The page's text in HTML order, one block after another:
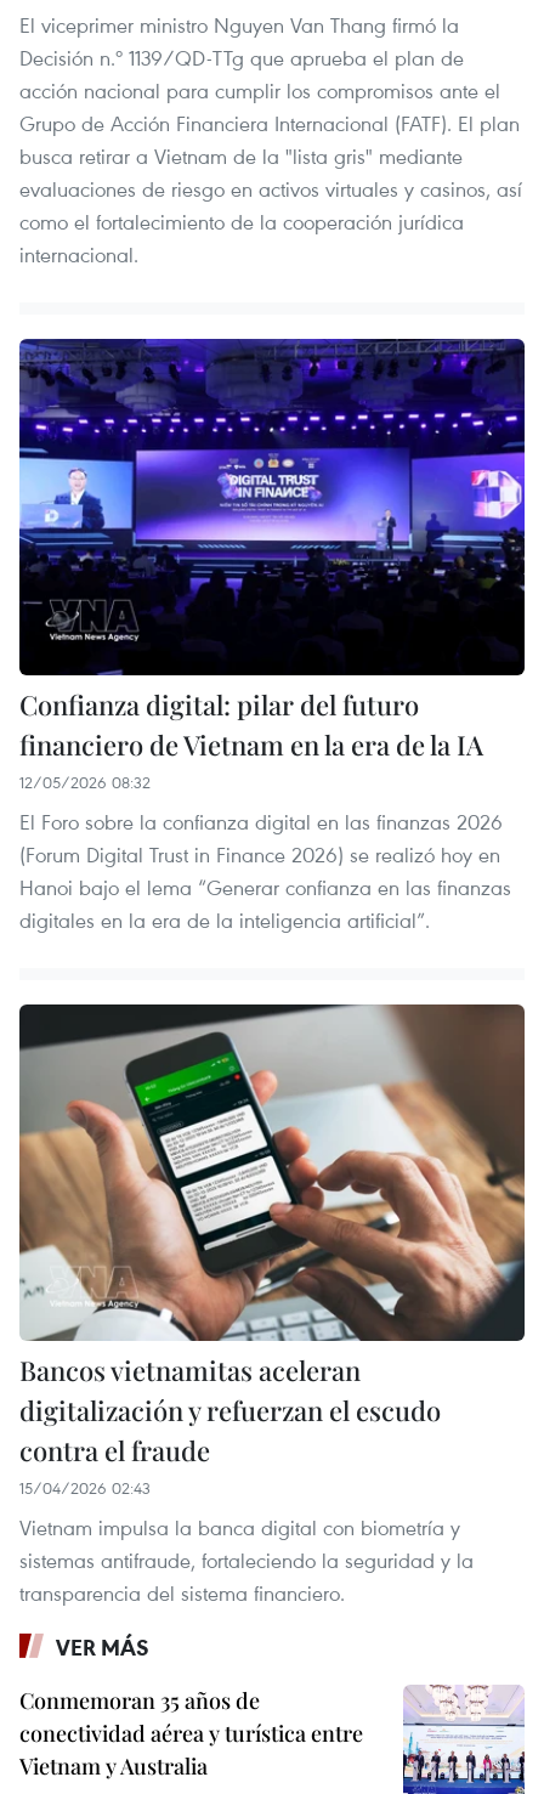
El viceprimer ministro Nguyen Van Thang firmó la
Decisión n.º 1139/QD-TTg que aprueba el plan de
acción nacional para cumplir los compromisos ante el
Grupo de Acción Financiera Internacional (FATF). El plan
busca retirar a Vietnam de la "lista gris" mediante
evaluaciones de riesgo en activos virtuales y casinos, así
como el fortalecimiento de la cooperación jurídica
internacional.
Confianza digital: pilar del futuro
financiero de Vietnam en la era de la IA
12/05/2026 08:32
El Foro sobre la confianza digital en las finanzas 2026
(Forum Digital Trust in Finance 2026) se realizó hoy en
Hanoi bajo el lema “Generar confianza en las finanzas
digitales en la era de la inteligencia artificial”.
Bancos vietnamitas aceleran
digitalización y refuerzan el escudo
contra el fraude
15/04/2026 02:43
Vietnam impulsa la banca digital con biometría y
sistemas antifraude, fortaleciendo la seguridad y la
transparencia del sistema financiero.
VER MÁS
Conmemoran 35 años de
conectividad aérea y turística entre
Vietnam y Australia